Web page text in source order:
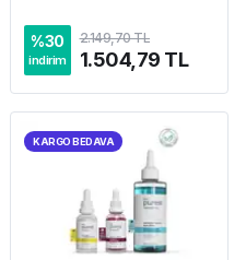
%30
indirim
2.149,70 TL
1.504,79 TL
KARGO BEDAVA